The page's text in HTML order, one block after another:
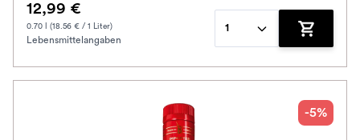
12,99 €
0.70 l (18.56 € / 1 Liter)
Lebensmittelangaben
1
Zum
-5%